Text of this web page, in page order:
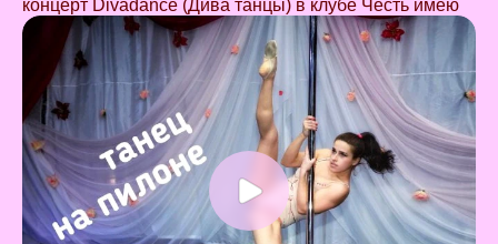
концерт Divadance (Дива танцы) в клубе Честь имею